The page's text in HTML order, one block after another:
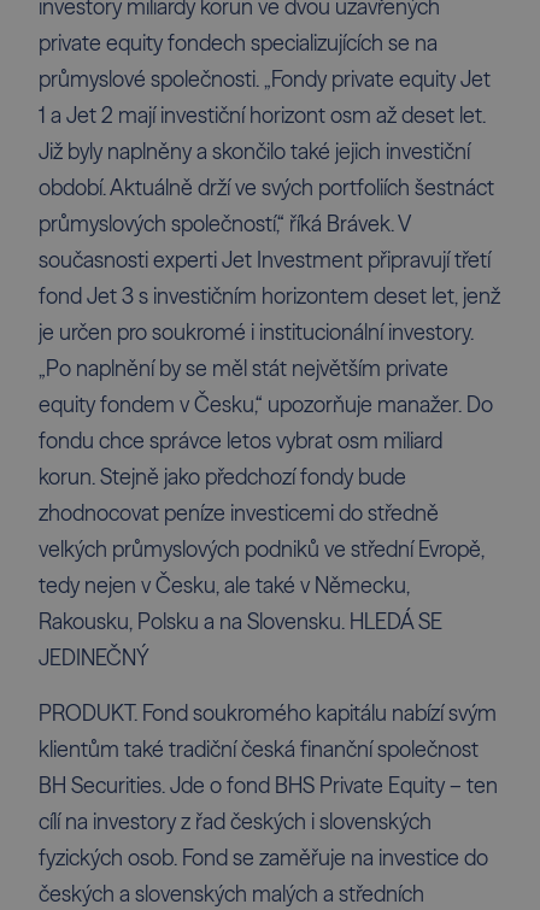
investory miliardy korun ve dvou uzavřených
private equity fondech specializujících se na
průmyslové společnosti. „Fondy private equity Jet
1 a Jet 2 mají investiční horizont osm až deset let.
Již byly naplněny a skončilo také jejich investiční
období. Aktuálně drží ve svých portfoliích šestnáct
průmyslových společností,“ říká Brávek. V
současnosti experti Jet Investment připravují třetí
fond Jet 3 s investičním horizontem deset let, jenž
je určen pro soukromé i institucionální investory.
„Po naplnění by se měl stát největším private
equity fondem v Česku,“ upozorňuje manažer. Do
fondu chce správce letos vybrat osm miliard
korun. Stejně jako předchozí fondy bude
zhodnocovat peníze investicemi do středně
velkých průmyslových podniků ve střední Evropě,
tedy nejen v Česku, ale také v Německu,
Rakousku, Polsku a na Slovensku. HLEDÁ SE
JEDINEČNÝ
PRODUKT. Fond soukromého kapitálu nabízí svým
klientům také tradiční česká finanční společnost
BH Securities. Jde o fond BHS Private Equity – ten
cílí na investory z řad českých i slovenských
fyzických osob. Fond se zaměřuje na investice do
českých a slovenských malých a středních